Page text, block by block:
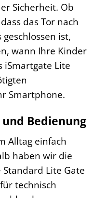
Sicherheit. Ob
das Tor nach
ist,
wann Ihre Kinder
iSmartgate Lite
Smartphone.
Bedienung
Alltag einfach
haben wir die
Lite Gate
technisch